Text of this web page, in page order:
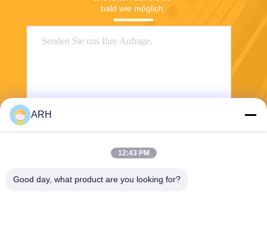
bald wie möglich.
ARH
12:43 PM
Good day, what product are you looking for?